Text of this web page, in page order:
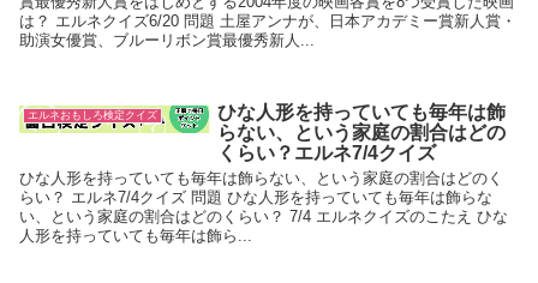
は？ エルネクイズ6/20 問題 土屋アンナが、日本アカデミー賞新人賞・
助演女優賞、ブルーリボン賞最優秀新人...
エルネおもしろ検定クイズ
ひな人形を持っていても毎年は飾
らない、という家庭の割合はどの
くらい？エルネ7/4クイズ
ひな人形を持っていても毎年は飾らない、という家庭の割合はどのく
らい？ エルネ7/4クイズ 問題 ひな人形を持っていても毎年は飾らな
い、という家庭の割合はどのくらい？ 7/4 エルネクイズのこたえ ひな
人形を持っていても毎年は飾ら...